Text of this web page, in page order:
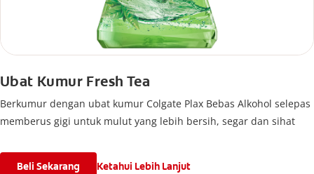
Ubat Kumur Fresh Tea
Berkumur dengan ubat kumur Colgate Plax Bebas Alkohol selepas
memberus gigi untuk mulut yang lebih bersih, segar dan sihat
Beli Sekarang Ketahui Lebih Lanjut